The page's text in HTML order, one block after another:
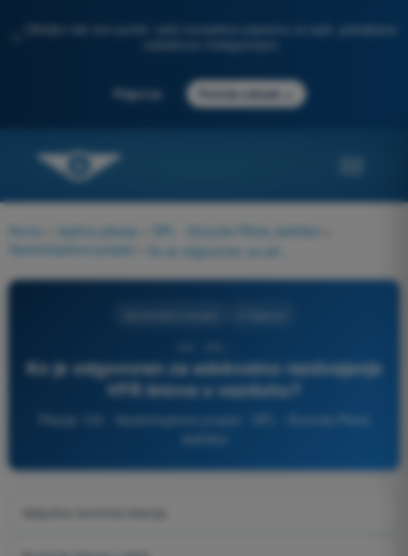
Otkrijte naš novi portal: vaša kompletna priprema za ispit, poboljšana
Prijavi se Počnite odmah
Home Ispitna pitanja SPL - Dozvola Pilota Jedrilice
Vazduhoplovni propisi
Ko je odgovoran za adekvatno razdvajanje
VFR letova u vazduhu?